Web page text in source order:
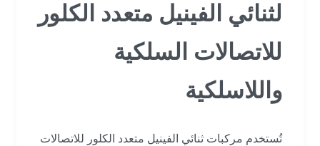
لثنائي الفينيل متعدد الكلور
للاتصالات السلكية
واللاسلكية
تُستخدم مركبات ثنائي الفينيل متعدد الكلور للاتصالات